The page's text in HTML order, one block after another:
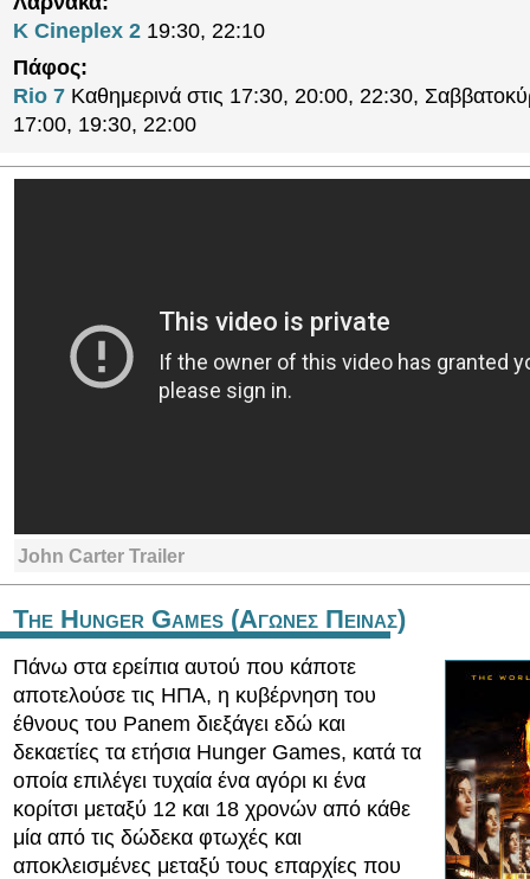
K Cineplex 2 19:30, 22:10
Πάφος:
Rio 7 Καθημερινά στις 17:30, 20:00, 22:30,
17:00, 19:30, 22:00
John Carter Trailer
The Hunger Games (Αγωνες Πεινας)
Πάνω στα ερείπια αυτού που κάποτε
αποτελούσε τις ΗΠΑ, η κυβέρνηση του
έθνους του Panem διεξάγει εδώ και
δεκαετίες τα ετήσια Hunger Games, κατά τα
οποία επιλέγει τυχαία ένα αγόρι κι ένα
κορίτσι μεταξύ 12 και 18 χρονών από κάθε
μία από τις δώδεκα φτωχές και
αποκλεισμένες μεταξύ τους επαρχίες που